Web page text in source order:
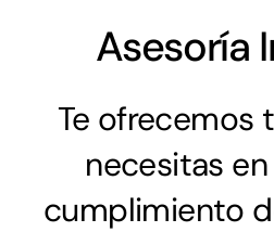
Asesoría
Te ofrecemos
necesitas
cumplimiento